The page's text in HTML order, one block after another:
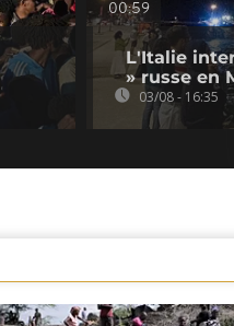
00:59
L'Italie
» russe en
03/08 - 16:35